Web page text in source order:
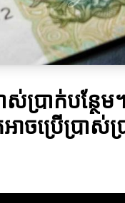
ាក់បន្ថែម
ប្រាស់ប្រា